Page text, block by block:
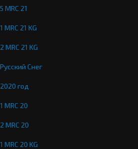
5 MRC 21
1 MRC 21 KG
2 MRC 21 KG
Русский Снег
2020 год
1 MRC 20
2 MRC 20
1 MRC 20 KG